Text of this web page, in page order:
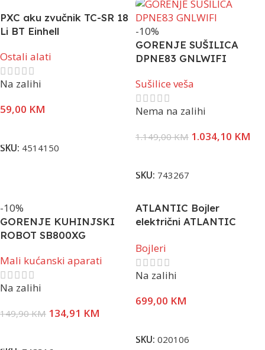
PXC aku zvučnik TC-SR 18
Li BT Einhell
Ostali alati
Na zalihi
59,00 KM
SKU: 4514150
-10%
GORENJE SUŠILICA
DPNE83 GNLWIFI
Sušilice veša
Nema na zalihi
1.149,00KM 1.034,10 KM
SKU: 743267
-10%
GORENJE KUHINJSKI
ROBOT SB800XG
Mali kućanski aparati
Na zalihi
149,90KM 134,91 KM
ATLANTIC Bojler
električni ATLANTIC
2,25 K, SUHI GRIJAČ
VERT/HOR
Bojleri
Na zalihi
699,00 KM
SKU: 020106